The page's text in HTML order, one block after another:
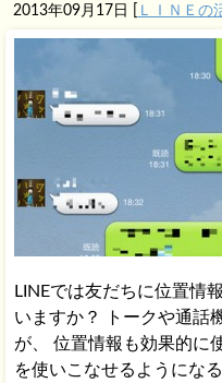
2013年09月17日 ＬＩＮＥの
LINEでは友だちに位置情
いますか？ トークや通話
が、 位置情報も効果的に
を使いこなせるようにな